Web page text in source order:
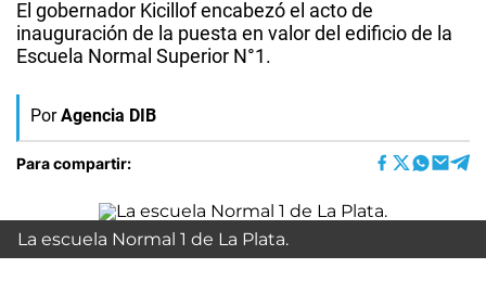
El gobernador Kicillof encabezó el acto de
inauguración de la puesta en valor del edificio de la
Escuela Normal Superior N°1.
Por Agencia DIB
Para compartir:
La escuela Normal 1 de La Plata.